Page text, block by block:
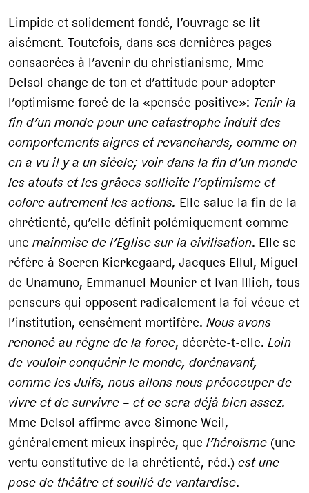
Limpide et solidement fondé, l’ouvrage se lit
aisément. Toutefois, dans ses dernières pages
consacrées à l’avenir du christianisme, Mme
Delsol change de ton et d’attitude pour adopter
l’optimisme forcé de la «pensée positive»: Tenir la
fin d’un monde pour une catastrophe induit des
comportements aigres et revanchards, comme on
en a vu il y a un siècle; voir dans la fin d’un monde
les atouts et les grâces sollicite l’optimisme et
colore autrement les actions. Elle salue la fin de la
chrétienté, qu’elle définit polémiquement comme
unemainmise de l’Eglise sur la civilisation. Elle se
réfère à Soeren Kierkegaard, Jacques Ellul, Miguel
de Unamuno, Emmanuel Mounier et Ivan Illich, tous
penseurs qui opposent radicalement la foi vécue et
l’institution, censément mortifère.Nous avons
renoncé au règne de la force, décrète-t-elle.Loin
de vouloir conquérir le monde, dorénavant,
comme les Juifs, nous allons nous préoccuper de
vivre et de survivre – et ce sera déjà bien assez.
Mme Delsol affirme avec Simone Weil,
généralement mieux inspirée, quel’héroïsme (une
vertu constitutive de la chrétienté, réd.)est une
pose de théâtre et souillé de vantardise.